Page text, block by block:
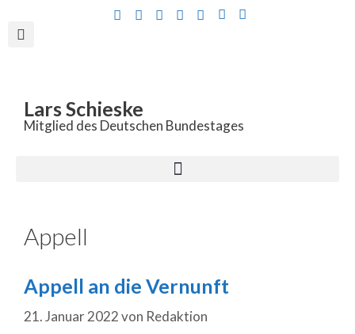
Lars Schieske
Mitglied des Deutschen Bundestages
Appell
Appell an die Vernunft
21. Januar 2022von Redaktion